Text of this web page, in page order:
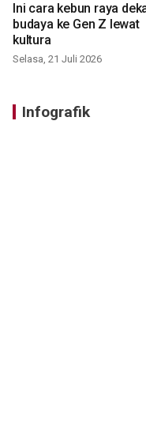
Ini cara kebun raya
budaya ke Gen Z lewat
kultura
Selasa, 21 Juli 2026
Infografik